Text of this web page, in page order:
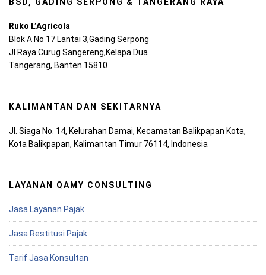
Ruko L’Agricola
Blok A No 17 Lantai 3,Gading Serpong
Jl Raya Curug Sangereng,Kelapa Dua
Tangerang, Banten 15810
KALIMANTAN DAN SEKITARNYA
Jl. Siaga No. 14, Kelurahan Damai, Kecamatan Balikpapan Kota,
Kota Balikpapan, Kalimantan Timur 76114, Indonesia
LAYANAN QAMY CONSULTING
Jasa Layanan Pajak
Jasa Restitusi Pajak
Tarif Jasa Konsultan